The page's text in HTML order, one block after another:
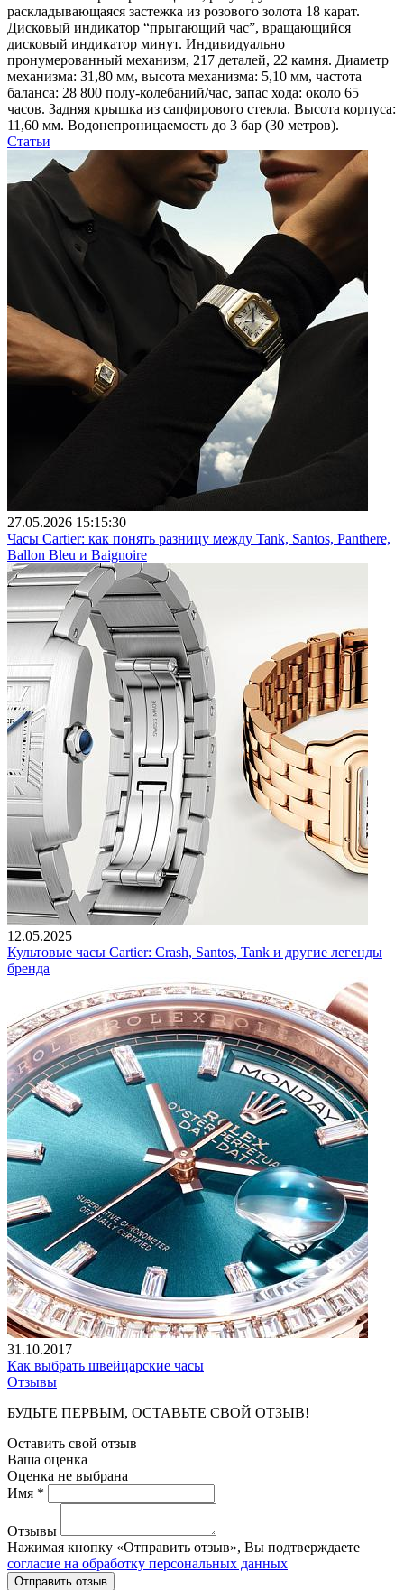
раскладывающаяся застежка из розового золота 18 карат.
Дисковый индикатор “прыгающий час”, вращающийся
дисковый индикатор минут. Индивидуально
пронумерованный механизм, 217 деталей, 22 камня. Диаметр
механизма: 31,80 мм, высота механизма: 5,10 мм, частота
баланса: 28 800 полу-колебаний/час, запас хода: около 65
часов. Задняя крышка из сапфирового стекла. Высота корпуса:
11,60 мм. Водонепроницаемость до 3 бар (30 метров).
Статьи
27.05.2026 15:15:30
Часы Cartier: как понять разницу между Tank, Santos, Panthere,
Ballon Bleu и Baignoire
12.05.2025
Культовые часы Cartier: Crash, Santos, Tank и другие легенды
бренда
31.10.2017
Как выбрать швейцарские часы
Отзывы
БУДЬТЕ ПЕРВЫМ, ОСТАВЬТЕ СВОЙ ОТЗЫВ!
Оставить свой отзыв
Ваша оценка
Оценка не выбрана
Имя *
Отзывы
Нажимая кнопку «Отправить отзыв», Вы подтверждаете
согласие на обработку персональных данных
Отправить отзыв